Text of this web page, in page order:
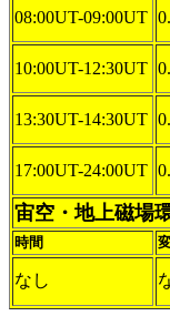
08:00UT-09:00UT
10:00UT-12:30UT
13:30UT-14:30UT
17:00UT-24:00UT
宙空・地上磁場
時間
なし